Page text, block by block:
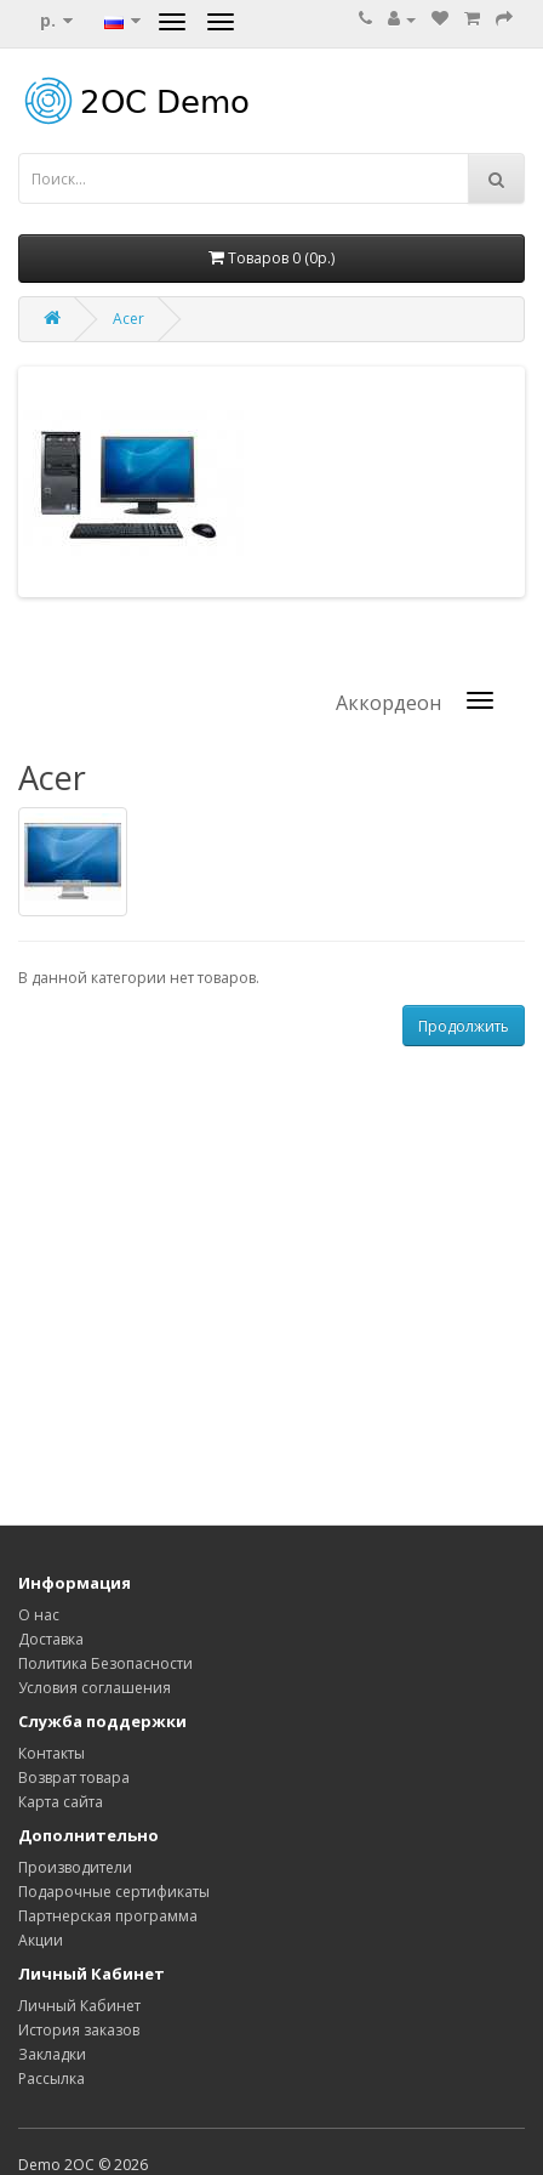
р.
Товаров 0 (0р.)
Acer
Аккордеон
Acer
В данной категории нет товаров.
Продолжить
Информация
О нас
Доставка
Политика Безопасности
Условия соглашения
Служба поддержки
Контакты
Возврат товара
Карта сайта
Дополнительно
Производители
Подарочные сертификаты
Партнерская программа
Акции
Личный Кабинет
Личный Кабинет
История заказов
Закладки
Рассылка
Demo 2OC © 2026